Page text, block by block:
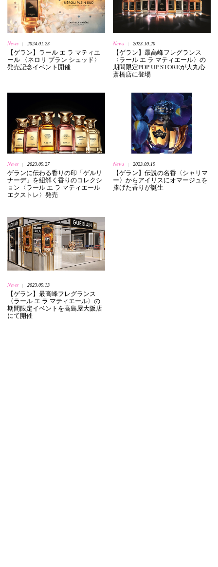
News 2024.01.23
【ゲラン】ラール エ ラ マティエ
ール 〈ネロリ プラン シュッド〉
発売記念イベント開催
News 2023.10.20
【ゲラン】最高峰フレグランス
〈ラール エ ラ マティエール〉の
期間限定POP UP STOREが大丸心
斎橋店に登場
News 2023.09.27
ゲランに伝わる香りの印「ゲルリ
ナーデ」を紐解く香りのコレクシ
ョン〈ラール エ ラ マティエール
エクストレ〉発売
News 2023.09.19
【ゲラン】伝説の名香〈シャリマ
ー〉からアイリスにオマージュを
捧げた香りが誕生
News 2023.09.13
【ゲラン】最高峰フレグランス
〈ラール エ ラ マティエール〉の
期間限定イベントを高島屋大阪店
にて開催